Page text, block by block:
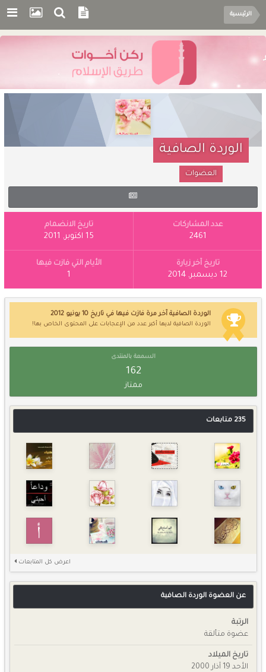
الرئيسية
الوردة الصافية
العضوات
عدد المشاركات
2461
تاريخ الانضمام
15 اكتوبر, 2011
تاريخ آخر زيارة
12 ديسمبر, 2014
الأيام التي فازت فيها
1
الوردة الصافية آخر مرة فازت فيها في تاريخ 10 يونيو 2012
الوردة الصافية لديها أكبر عدد من الإعجابات على المحتوى الخاص بها!
السمعة بالمنتدى
162
ممتاز
235 متابعات
اعرض كل المتابعات
عن العضوة الوردة الصافية
الرتبة
عضوة متألقة
تاريخ الميلاد
الأحد 19 آذار 2000